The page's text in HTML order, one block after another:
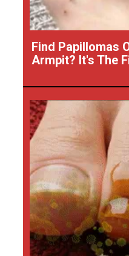
Find Papillomas
Armpit? It's The